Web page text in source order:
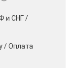
и СНГ /
/Оплата